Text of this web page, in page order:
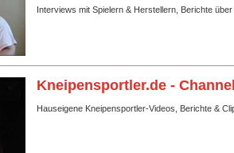
Interviews mit Spielern & Herstellern, Berichte
Kneipensportler.de -
Hauseigene Kneipensportler-Videos, Berichte &